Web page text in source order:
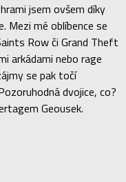
jsem ovšem díky
Mezi mé oblíbence se
Row či Grand Theft
arkádami nebo rage
se pak točí
dvojice, co?
Geousek.